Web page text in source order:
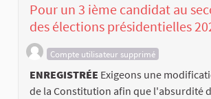
Pour un 3 ième candidat au
des élections présidentielles
Compte utilisateur supprimé
ENREGISTRÉE Exigeons une
de la Constitution afin que l'absurdité